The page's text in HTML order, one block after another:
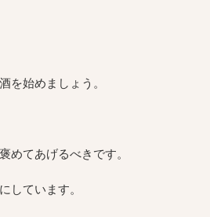
を始めましょう。
めてあげるべきです。
しています。